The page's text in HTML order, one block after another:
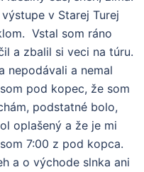
v Starej Turej
Vstal som ráno
a zbalil si veci na túru.
nepodávali a nemal
pod kopec, že som
podstatné bolo,
oplašený a že je mi
7:00 z pod kopca.
a o východe slnka ani